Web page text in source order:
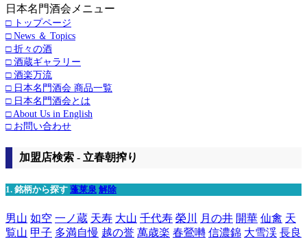
日本名門酒会メニュー
□ トップページ
□ News ＆ Topics
□ 折々の酒
□ 酒蔵ギャラリー
□ 酒楽万流
□ 日本名門酒会 商品一覧
□ 日本名門酒会とは
□ About Us in English
□ お問い合わせ
加盟店検索 - 立春朝搾り
1. 銘柄から探す 蓬莱泉 解除
男山 如空 一ノ蔵 天寿 大山 千代寿 榮川 月の井 開華 仙禽 天
覧山 甲子 多満自慢 越の誉 萬歳楽 春鶯囀 信濃錦 大雪渓 長良